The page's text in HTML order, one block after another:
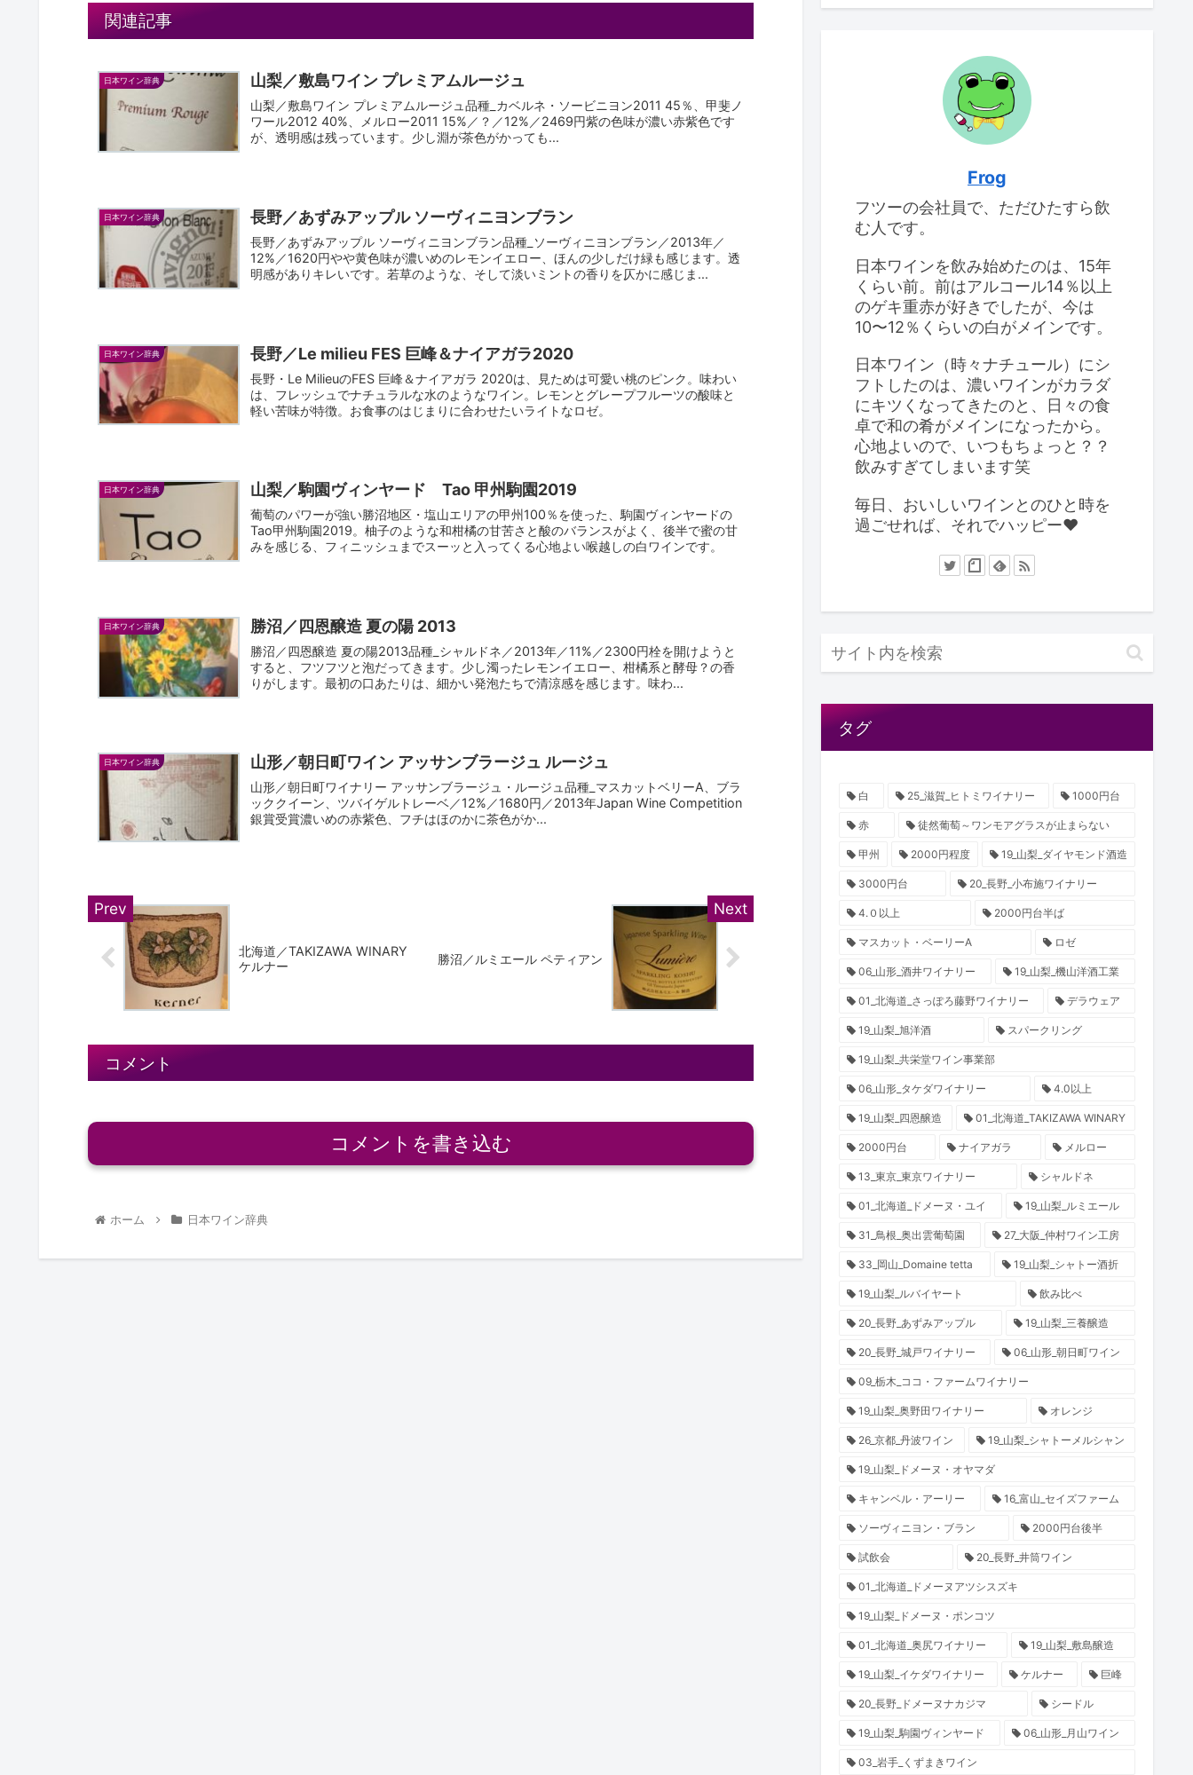
関連記事
日本ワイン辞典 山梨／敷島ワイン プレミアムルージュ
山梨／敷島ワイン プレミアムルージュ品種_カベルネ・ソービニヨン2011 45％、甲斐ノ
ワール2012 40%、メルロー2011 15%／？／12%／2469円紫の色味が濃い赤紫色です
が、透明感は残っています。少し淵が茶色がかっても...
日本ワイン辞典 長野／あずみアップル ソーヴィニヨンブラン
長野／あずみアップル ソーヴィニヨンブラン品種_ソーヴィニヨンブラン／2013年／
12%／1620円やや黄色味が濃いめのレモンイエロー、ほんの少しだけ緑も感じます。透
明感がありキレいです。若草のような、そして淡いミントの香りを仄かに感じま...
日本ワイン辞典 長野／Le milieu FES 巨峰＆ナイアガラ2020
長野・Le MilieuのFES 巨峰＆ナイアガラ 2020は、見ためは可愛い桃のピンク。味わい
は、フレッシュでナチュラルな水のようなワイン。レモンとグレープフルーツの酸味と
軽い苦味が特徴。お食事のはじまりに合わせたいライトなロゼ。
日本ワイン辞典 山梨／駒園ヴィンヤード Tao 甲州駒園2019
葡萄のパワーが強い勝沼地区・塩山エリアの甲州100％を使った、駒園ヴィンヤードの
Tao甲州駒園2019。柚子のような和柑橘の甘苦さと酸のバランスがよく、後半で蜜の甘
みを感じる、フィニッシュまでスーッと入ってくる心地よい喉越しの白ワインです。
日本ワイン辞典 勝沼／四恩醸造 夏の陽 2013
勝沼／四恩醸造 夏の陽2013品種_シャルドネ／2013年／11%／2300円栓を開けようと
すると、フツフツと泡だってきます。少し濁ったレモンイエロー、柑橘系と酵母？の香
りがします。最初の口あたりは、細かい発泡たちで清涼感を感じます。味わ...
日本ワイン辞典 山形／朝日町ワイン アッサンブラージュ ルージュ
山形／朝日町ワイナリー アッサンブラージュ・ルージュ品種_マスカットベリーA、ブラ
ッククイーン、ツバイゲルトレーベ／12%／1680円／2013年Japan Wine Competition
銀賞受賞濃いめの赤紫色、フチはほのかに茶色がか...
北海道／TAKIZAWA WINARY
ケルナー
勝沼／ルミエール ペティアン
コメント
コメントを書き込む
ホーム 日本ワイン辞典
Frog
フツーの会社員で、ただひたすら飲
む人です。
日本ワインを飲み始めたのは、15年
くらい前。前はアルコール14％以上
のゲキ重赤が好きでしたが、今は
10〜12％くらいの白がメインです。
日本ワイン（時々ナチュール）にシ
フトしたのは、濃いワインがカラダ
にキツくなってきたのと、日々の食
卓で和の肴がメインになったから。
心地よいので、いつもちょっと？？
飲みすぎてしまいます笑
毎日、おいしいワインとのひと時を
過ごせれば、それでハッピー❤️
タグ
白 25_滋賀_ヒトミワイナリー 1000円台
赤 徒然葡萄～ワンモアグラスが止まらない
甲州 2000円程度 19_山梨_ダイヤモンド酒造
3000円台 20_長野_小布施ワイナリー
4.０以上 2000円台半ば
マスカット・ベーリーA ロゼ
06_山形_酒井ワイナリー 19_山梨_機山洋酒工業
01_北海道_さっぽろ藤野ワイナリー デラウェア
19_山梨_旭洋酒 スパークリング
19_山梨_共栄堂ワイン事業部
06_山形_タケダワイナリー 4.0以上
19_山梨_四恩醸造 01_北海道_TAKIZAWA WINARY
2000円台 ナイアガラ メルロー
13_東京_東京ワイナリー シャルドネ
01_北海道_ドメーヌ・ユイ 19_山梨_ルミエール
31_鳥根_奥出雲葡萄園 27_大阪_仲村ワイン工房
33_岡山_Domaine tetta 19_山梨_シャトー酒折
19_山梨_ルバイヤート 飲み比べ
20_長野_あずみアップル 19_山梨_三養醸造
20_長野_城戸ワイナリー 06_山形_朝日町ワイン
09_栃木_ココ・ファームワイナリー
19_山梨_奥野田ワイナリー オレンジ
26_京都_丹波ワイン 19_山梨_シャトーメルシャン
19_山梨_ドメーヌ・オヤマダ
キャンベル・アーリー 16_富山_セイズファーム
ソーヴィニヨン・ブラン 2000円台後半
試飲会 20_長野_井筒ワイン
01_北海道_ドメーヌアツシスズキ
19_山梨_ドメーヌ・ポンコツ
01_北海道_奥尻ワイナリー 19_山梨_敷島醸造
19_山梨_イケダワイナリー ケルナー 巨峰
20_長野_ドメーヌナカジマ シードル
19_山梨_駒園ヴィンヤード 06_山形_月山ワイン
03_岩手_くずまきワイン